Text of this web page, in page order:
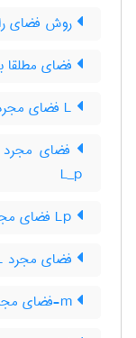
روش فضای
فضای مطلقا
L‌_‌p
فضای مجرد L